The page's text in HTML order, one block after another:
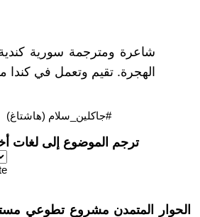
شاعرة ومترجمة سورية
الهجرة. تقيم وتعمل في كندا منذ
#جاكلين_سلام (هاشتاغ)
ترجم الموضوع إلى لغات
الحوار المتمدن مشروع تطوعي